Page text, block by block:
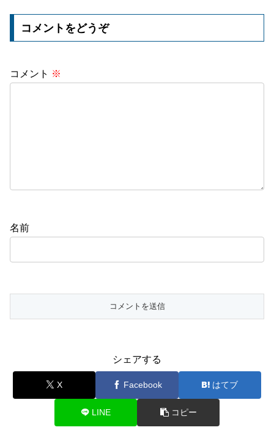
コメントをどうぞ
コメント ※
名前
シェアする
X Facebook はてブ
LINE コピー